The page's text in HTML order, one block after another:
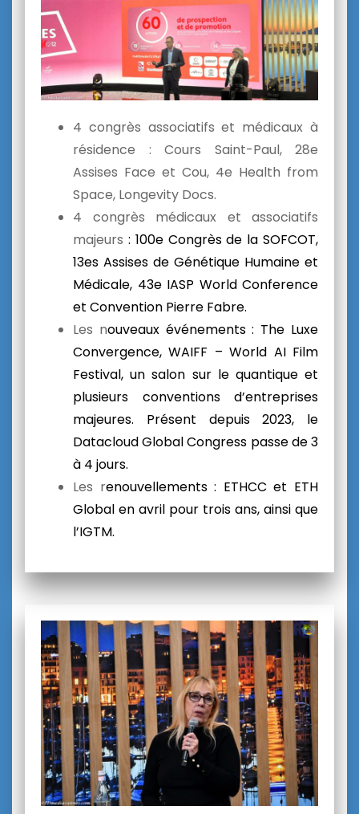
4 congrès associatifs et médicaux à
résidence : Cours Saint-Paul, 28e
Assises Face et Cou, 4e Health from
Space, Longevity Docs.
4 congrès médicaux et associatifs
majeurs : 100e Congrès de la SOFCOT,
13es Assises de Génétique Humaine et
Médicale, 43e IASP World Conference
et Convention Pierre Fabre.
Les nouveaux événements: The Luxe
Convergence, WAIFF – World AI Film
Festival, un salon sur le quantique et
plusieurs conventions d’entreprises
majeures. Présent depuis 2023, le
Datacloud Global Congress passe de 3
à 4 jours.
Les renouvellements: ETHCC et ETH
Global en avril pour trois ans, ainsi que
l’IGTM.